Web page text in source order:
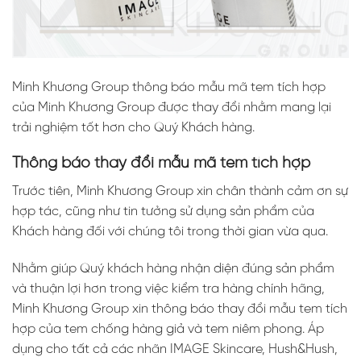
Minh Khương Group thông báo mẫu mã tem tích hợp
của Minh Khương Group được thay đổi nhằm mang lại
trải nghiệm tốt hơn cho Quý Khách hàng.
Thông báo thay đổi mẫu mã tem tích hợp
Trước tiên, Minh Khương Group xin chân thành cảm ơn sự
hợp tác, cũng như tin tưởng sử dụng sản phẩm của
Khách hàng đối với chúng tôi trong thời gian vừa qua.
Nhằm giúp Quý khách hàng nhận diện đúng sản phẩm
và thuận lợi hơn trong việc kiểm tra hàng chính hãng,
Minh Khương Group xin thông báo thay đổi mẫu tem tích
hợp của tem chống hàng giả và tem niêm phong. Áp
dụng cho tất cả các nhãn IMAGE Skincare, Hush&Hush,